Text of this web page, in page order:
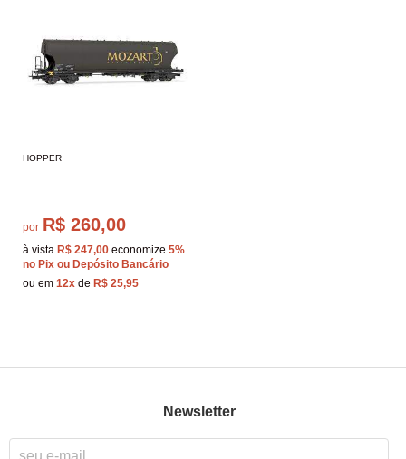
HOPPER
por R$ 260,00
à vista R$ 247,00 economize 5%
no Pix ou Depósito Bancário
ou em 12x de R$ 25,95
Newsletter